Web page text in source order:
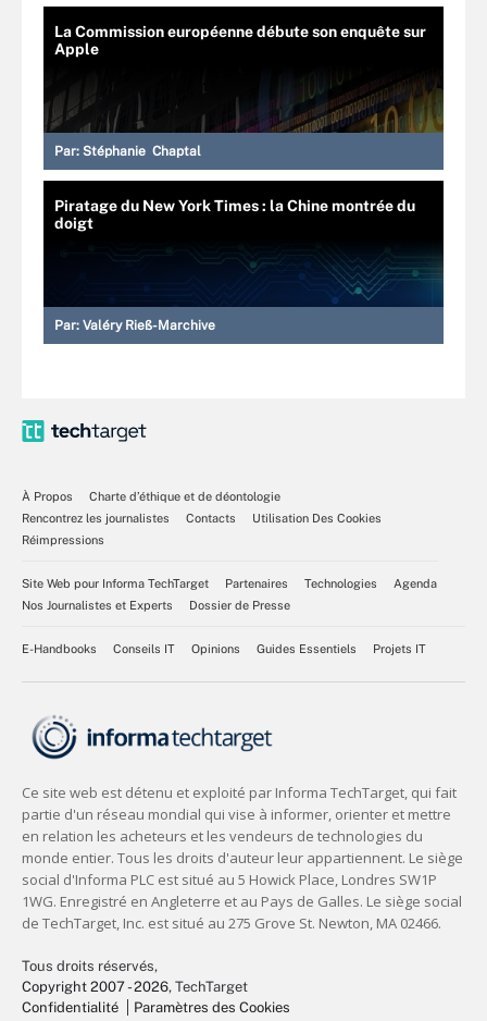
La Commission européenne débute son enquête sur
Apple
Par: Stéphanie Chaptal
Piratage du New York Times : la Chine montrée du
doigt
Par: Valéry Rieß-Marchive
À Propos
Charte d’éthique et de déontologie
Rencontrez les journalistes
Contacts
Utilisation Des Cookies
Réimpressions
Site Web pour Informa TechTarget Partenaires Technologies
Agenda
Nos Journalistes et Experts
Dossier de Presse
E-Handbooks Conseils IT Opinions Guides Essentiels Projets IT
Tous droits réservés,
Copyright 2007 - 2026, TechTarget
Confidentialité
Paramètres des Cookies